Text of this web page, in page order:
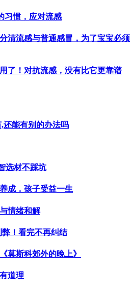
习惯，应对流感
清流感与普通感冒，为了宝宝必须
了！对抗流感，没有比它更靠谱
还能有别的办法吗
选材不踩坑
成，孩子受益一生
情绪和解
！看完不再纠结
莫斯科郊外的晚上》
道理